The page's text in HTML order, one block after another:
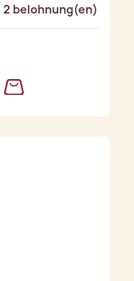
2 belohnung(en)